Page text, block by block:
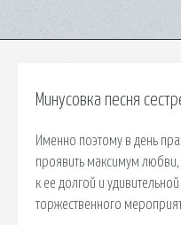
Минусовка песня
Именно поэтому в день
проявить максимум
к ее долгой и
торжественного